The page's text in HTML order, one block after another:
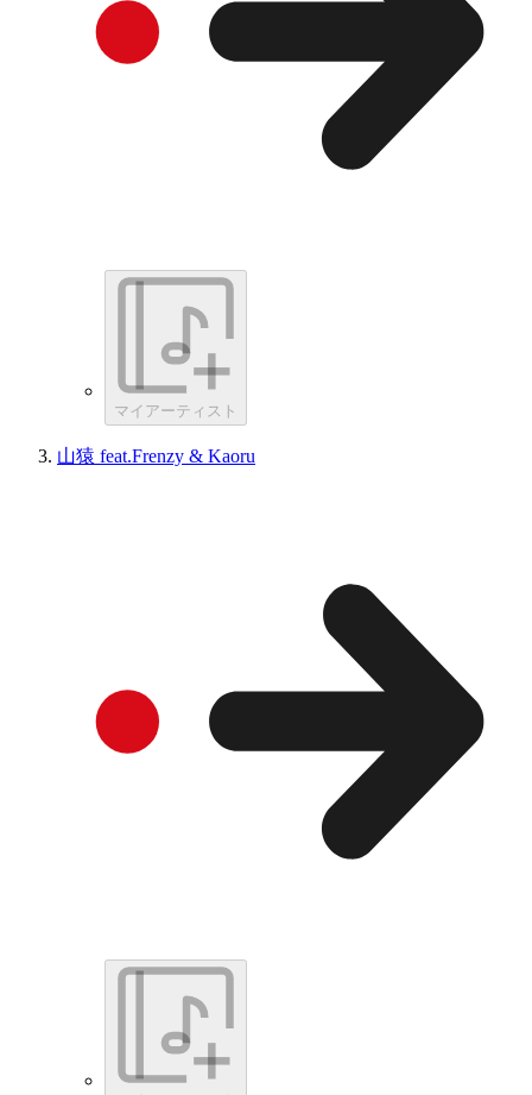
マイアーティスト
山猿 feat.Frenzy & Kaoru